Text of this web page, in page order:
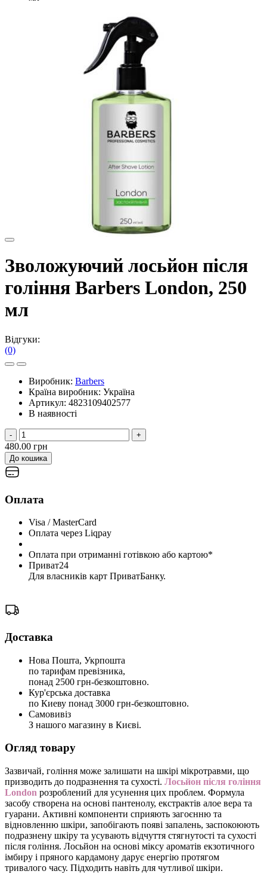
Зволожуючий лосьйон після
гоління Barbers London, 250
мл
Відгуки:
(0)
Виробник: Barbers
Країна виробник: Україна
Артикул: 4823109402577
В наявності
- +
480.00 грн
До кошика
Оплата
Visa / MasterCard
Оплата через Liqpay
Оплата при отриманні готівкою або картою*
Приват24
Для власників карт ПриватБанку.
Доставка
Нова Пошта, Укрпошта
по тарифам превізника,
понад 2500 грн-безкоштовно.
Кур'єрська доставка
по Киеву понад 3000 грн-безкоштовно.
Самовивіз
З нашого магазину в Києві.
Огляд товару
Зазвичай, гоління може залишати на шкірі мікротравми, що
призводить до подразнення та сухості. Лосьйон після гоління
London розроблений для усунення цих проблем. Формула
засобу створена на основі пантенолу, екстрактів алое вера та
гуарани. Активні компоненти сприяють загоєнню та
відновленню шкіри, запобігають появі запалень, заспокоюють
подразнену шкіру та усувають відчуття стягнутості та сухості
після гоління. Лосьйон на основі міксу ароматів екзотичного
імбиру і пряного кардамону дарує енергію протягом
тривалого часу. Підходить навіть для чутливої шкіри.